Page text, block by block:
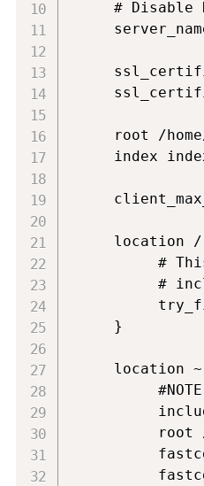
# Disable
root /
index
location /
#
#
     }
location
root